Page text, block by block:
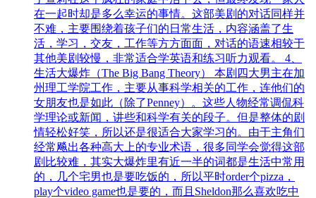
在一起时却是多么幸运的事情。这部美剧的对话同样并
不难，主要围绕着孩子们的日常生活，内容涵盖了生
活，学习，交友，工作等方方面面，对话的语速相较于
其他美剧较慢，非常适合学英语和练习听力观看。 4、
生活大爆炸（The Big Bang Theory） 本剧四大男主在加
州理工学院工作，主要从事科学相关的工作，连他们的
女朋友也是如此（除了Penney）。这些人物经常调侃科
学理论或新闻，讲些和科学有关的段子。但是整体的剧
情轻松好笑，所以还是很适合大家学习的。由于主角们
经常飚出各种高大上的专业术语，很多同学会觉得这部
剧比较难，其实大爆炸里有近一半的词都是生活中常用
的，几个宅男也是要吃饭的，所以平时order个pizza，
play个video game也是要的，而且Sheldon那么喜欢吃中